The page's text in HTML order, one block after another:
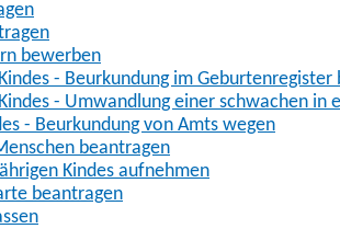
bewerben
- Beurkundung im Geburtenregister
- Umwandlung einer schwachen in
- Beurkundung von Amts wegen
beantragen
Kindes aufnehmen
beantragen